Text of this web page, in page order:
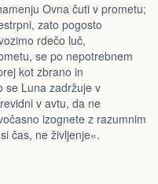
Ovna čuti v prometu;
zato pogosto
rdečo luč,
se po nepotrebnem
kot zbrano in
se Luna zadržuje v
v avtu, da ne
izognete z razumnim
čas, ne življenje«.